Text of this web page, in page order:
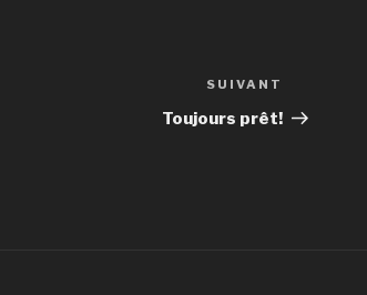
suivant
SUIVANT
Toujours prêt!